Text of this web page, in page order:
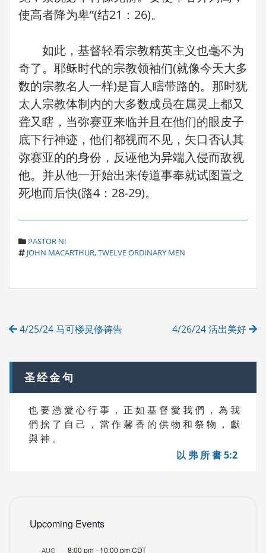
使高者降为卑”(结21：26)。
如此，基督轻看宗教精英主义也毫不为
奇了。耶稣时代的宗教领袖们(就像今天大多
数的宗教名人一样)是盲人瞎带路的。那时犹
太人宗教体制内的大多数成员在属灵上都又
聋又瞎，当弥赛亚来临并且在他们的眼皮子
底下行神迹，他们都视而不见，矢口否认其
弥赛亚的的身份，反诬他为异端入侵而敌视
他。并从他一开始出来传道事奉就试图置之
死地而后快(路4：28-29)。
C
A
E
PASTOR NI
T
JOHN MACARTHUR,TWELVE ORDINARY MEN
Post
4/25/24 马可楼灵修祷告 4/26/24 活出美好
圣经金句
也 要 憑 愛 心 行 事 ， 正 如 基 督 愛 我 們 ， 為 我
們 捨 了 自 己 ， 當 作 馨 香 的 供 物 和 祭 物 ， 獻
與 神 。
以 弗 所 書 5:2
Upcoming Events
AUG 8:00 pm- 10:00 pmCDT